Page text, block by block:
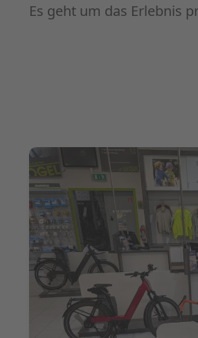
Es geht um das Erlebnis